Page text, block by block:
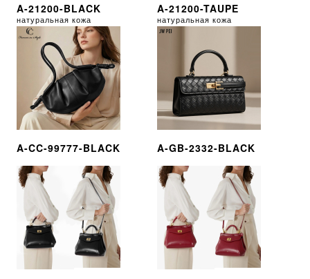
A-21200-BLACK
натуральная кожа
A-21200-TAUPE
натуральная кожа
A-CC-99777-BLACK A-GB-2332-BLACK